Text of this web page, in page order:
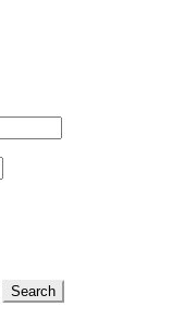
Search